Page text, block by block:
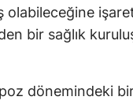
olabileceğine
bir sağlık
dönemindeki